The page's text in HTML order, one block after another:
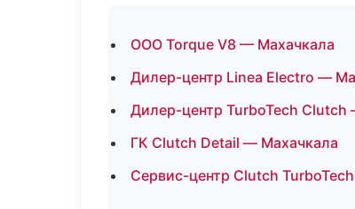
ООО Torque V8 — Махачкала
Дилер-центр Linea Electro —
Дилер-центр TurboTech Clutch
ГК Clutch Detail — Махачкала
Сервис-центр Clutch